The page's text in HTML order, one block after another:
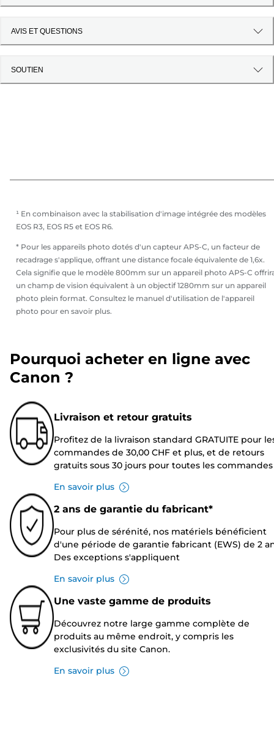
AVIS ET QUESTIONS
SOUTIEN
¹ En combinaison avec la stabilisation d'image intégrée des modèles
EOS R3, EOS R5 et EOS R6.
* Pour les appareils photo dotés d'un capteur APS-C, un facteur de
recadrage s'applique, offrant une distance focale équivalente de 1,6x.
Cela signifie que le modèle 800mm sur un appareil photo APS-C
un champ de vision équivalent à un objectif 1280mm sur un appareil
photo plein format. Consultez le manuel d'utilisation de l'appareil
photo pour en savoir plus.
Pourquoi acheter en ligne avec
Canon ?
Livraison et retour gratuits
Profitez de la livraison standard GRATUITE pour
commandes de 30,00 CHF et plus, et de retours
gratuits sous 30 jours pour toutes les commandes
En savoir plus
2 ans de garantie du fabricant*
Pour plus de sérénité, nos matériels bénéficient
d'une période de garantie fabricant (EWS) de 2
Des exceptions s'appliquent
En savoir plus
Une vaste gamme de produits
Découvrez notre large gamme complète de
produits au même endroit, y compris les
exclusivités du site Canon.
En savoir plus